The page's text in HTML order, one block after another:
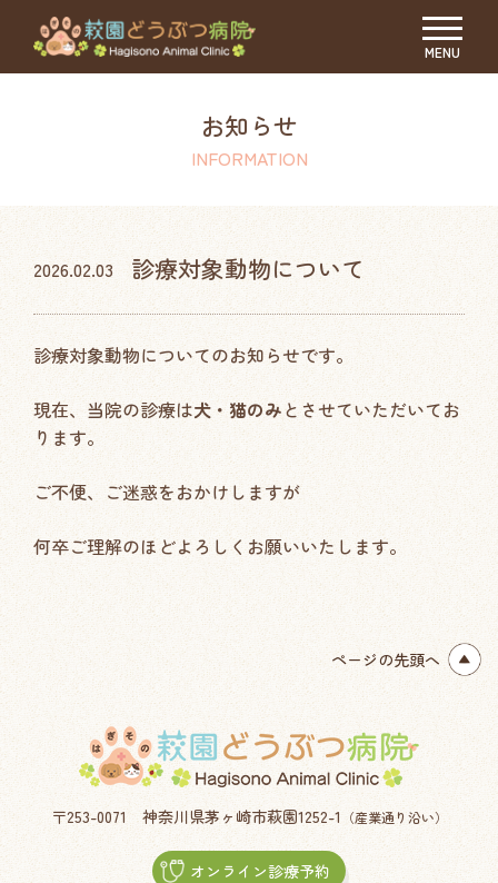
MENU
お知らせ
INFORMATION
2026.02.03 診療対象動物について
診療対象動物についてのお知らせです。
現在、当院の診療は犬・猫のみとさせていただいてお
ります。
ご不便、ご迷惑をおかけしますが
何卒ご理解のほどよろしくお願いいたします。
ページの先頭へ
〒253-0071神奈川県茅ヶ崎市萩園1252-1 （産業通り沿い）
オンライン診療予約